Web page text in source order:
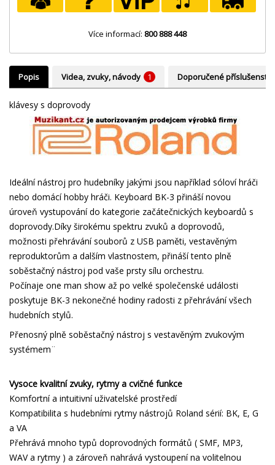
Více informací: 800 888 448
Popis Videa, zvuky, návody 1 Doporučené příslušenství
klávesy s doprovody
Ideální nástroj pro hudebníky jakými jsou například sóloví hráči
nebo domácí hobby hráči. Keyboard BK-3 přináší novou
úroveň vystupování do kategorie začátečnických keyboardů s
doprovody.Díky širokému spektru zvuků a doprovodů,
možnosti přehrávání souborů z USB paměti, vestavěným
reproduktorům a dalším vlastnostem, přináší tento plně
soběstačný nástroj pod vaše prsty sílu orchestru.
Počínaje one man show až po velké společenské události
poskytuje BK-3 nekonečné hodiny radosti z přehrávání všech
hudebních stylů.
Přenosný plně soběstačný nástroj s vestavěným zvukovým
systémem¨
Vysoce kvalitní zvuky, rytmy a cvičné funkce
Komfortní a intuitivní uživatelské prostředí
Kompatibilita s hudebními rytmy nástrojů Roland sérií: BK, E, G
a VA
Přehrává mnoho typů doprovodných formátů ( SMF, MP3,
WAV a rytmy ) a zároveň nahrává vystoupení na volitelnou